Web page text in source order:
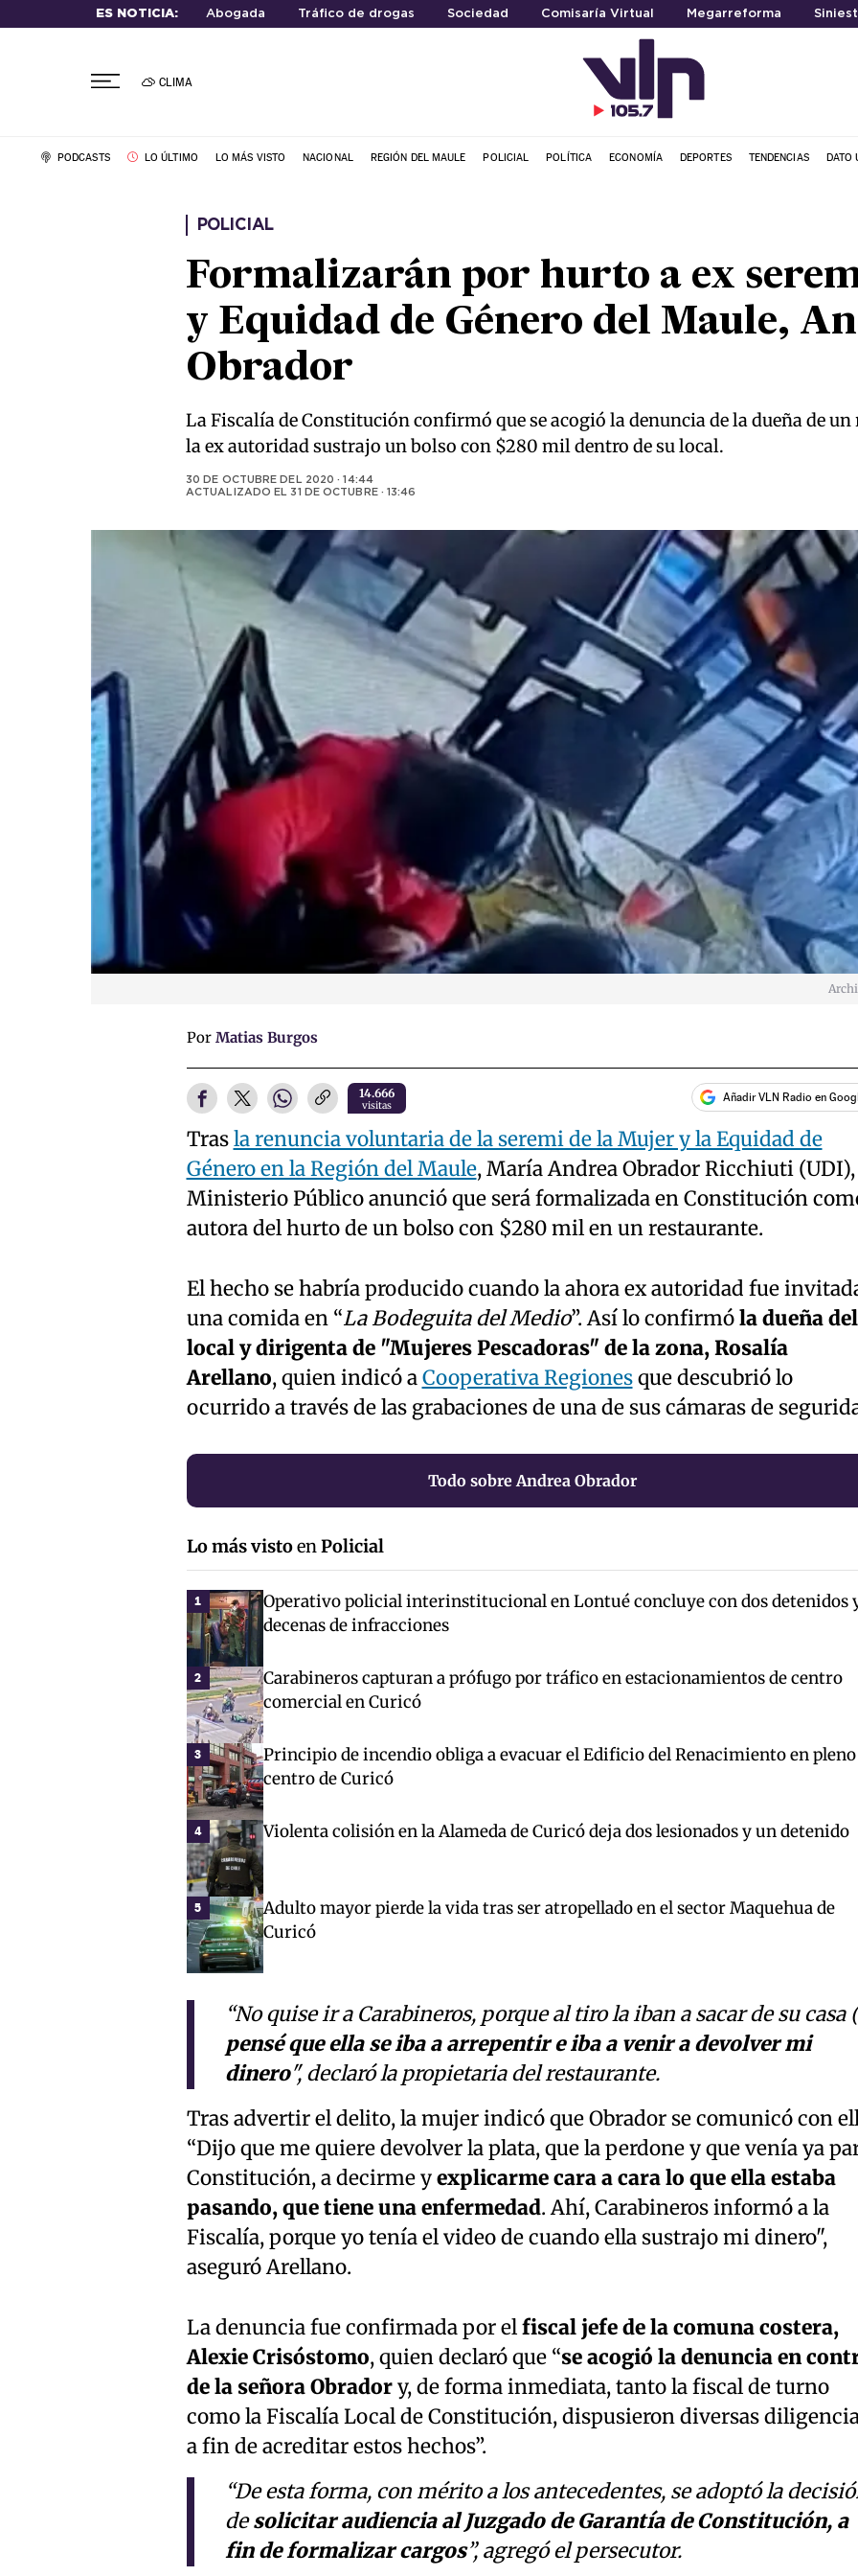
ES NOTICIA: Abogada Tráfico de drogas Sociedad Comisaría Virtual Megarreforma
CLIMA
PODCASTS LO ÚLTIMO LO MÁS VISTO NACIONAL REGIÓN DEL MAULE POLICIAL POLÍTICA ECONOMÍA DEPORTES TENDENCIAS DATO
POLICIAL
Formalizarán por hurto a ex
y Equidad de Género del Maule,
Obrador
La Fiscalía de Constitución confirmó que se acogió la denuncia de la dueña de
la ex autoridad sustrajo un bolso con $280 mil dentro de su local.
30 DE OCTUBRE DEL 2020 · 14:44
ACTUALIZADO EL31 DE OCTUBRE · 13:46
Por Matias Burgos
14.666
visitas
Añadir VLN Radio en
Trasla renuncia voluntaria de la seremi de la Mujer y la Equidad de
Género en la Región del Maule, María Andrea Obrador Ricchiuti (UDI),
Ministerio Público anunció que será formalizada en Constitución
autora del hurto de un bolso con $280 mil en un restaurante.
El hecho se habría producido cuando la ahora ex autoridad fue
una comida en “La Bodeguita del Medio”. Así lo confirmóla dueña del
local y dirigenta de "Mujeres Pescadoras" de la zona, Rosalía
Arellano, quien indicó aCooperativa Regionesque descubrió lo
ocurrido a través de las grabaciones de una de sus cámaras de
Todo sobre Andrea Obrador
Lo más vistoenPolicial
1
Operativo policial interinstitucional en Lontué concluye con dos detenidos
decenas de infracciones
2
Carabineros capturan a prófugo por tráfico en estacionamientos de centro
comercial en Curicó
3
Principio de incendio obliga a evacuar el Edificio del Renacimiento en pleno
centro de Curicó
4 Violenta colisión en la Alameda de Curicó deja dos lesionados y un detenido
5
Adulto mayor pierde la vida tras ser atropellado en el sector Maquehua de
Curicó
“No quise ir a Carabineros, porque al tiro la iban a sacar de su casa
pensé que ella se iba a arrepentir e iba a venir a devolver mi
dinero", declaró la propietaria del restaurante.
Tras advertir el delito, la mujer indicó que Obrador se comunicó con
“Dijo que me quiere devolver la plata, que la perdone y que venía ya
Constitución, a decirme yexplicarme cara a cara lo que ella estaba
pasando, que tiene una enfermedad. Ahí, Carabineros informó a la
Fiscalía, porque yo tenía el video de cuando ella sustrajo mi dinero",
aseguró Arellano.
La denuncia fue confirmada por elfiscal jefe de la comuna costera,
Alexie Crisóstomo, quien declaró que “se acogió la denuncia en
de la señora Obradory, de forma inmediata, tanto la fiscal de turno
como la Fiscalía Local de Constitución, dispusieron diversas
a fin de acreditar estos hechos”.
“De esta forma, con mérito a los antecedentes, se adoptó la
desolicitar audiencia al Juzgado de Garantía de Constitución, a
fin de formalizar cargos”, agregó el persecutor.